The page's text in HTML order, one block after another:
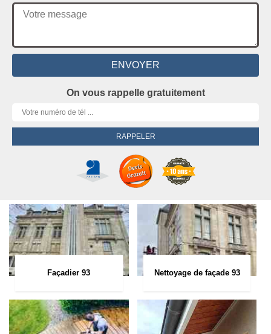
On vous rappelle gratuitement
Façadier 93 Nettoyage de façade 93